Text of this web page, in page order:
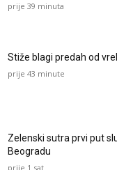
prije 39 minuta
Stiže blagi predah od
prije 43 minute
Zelenski sutra prvi put
Beogradu
prije 1 sat